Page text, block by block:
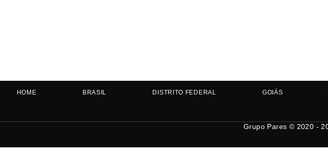
HOME BRASIL DISTRITO FEDERAL GOIÁS
Grupo Pares © 2020 -